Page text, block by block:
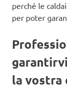
perché le
per poter
la vostra